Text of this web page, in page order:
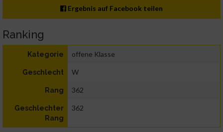
Ergebnis auf Facebook teilen
Ranking
Kategorie offene Klasse
Geschlecht W
Rang 362
Geschlechter
Rang
362